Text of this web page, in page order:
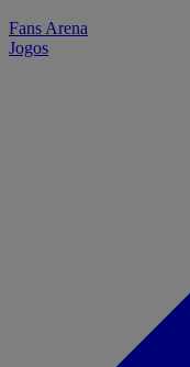
Fans Arena
Jogos